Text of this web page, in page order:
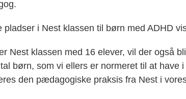
pladser i Nest klassen til børn med ADHD
Nest klassen med 16 elever, vil der også
børn, som vi ellers er normeret til at have
den pædagogiske praksis fra Nest i